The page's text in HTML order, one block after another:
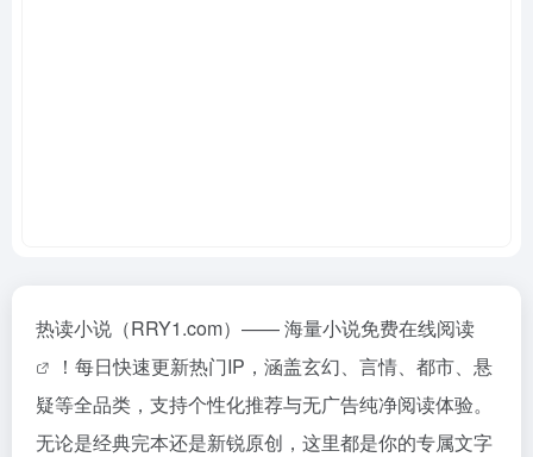
热读小说（RRY1.com）—— 海量小说免费在线阅读
！每日快速更新热门IP，涵盖玄幻、言情、都市、悬
疑等全品类，支持个性化推荐与无广告纯净阅读体验。
无论是经典完本还是新锐原创，这里都是你的专属文字